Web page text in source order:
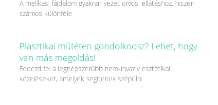
A mellkasi fájdalom gyakran vezet orvosi ellátáshoz, hiszen
számos különféle
Plasztikai műtéten gondolkodsz? Lehet, hogy
van más megoldás!
Fedezd fel a legnépszerűbb nem-invazív esztétikai
kezeléseket, amelyek segítenek szépülni